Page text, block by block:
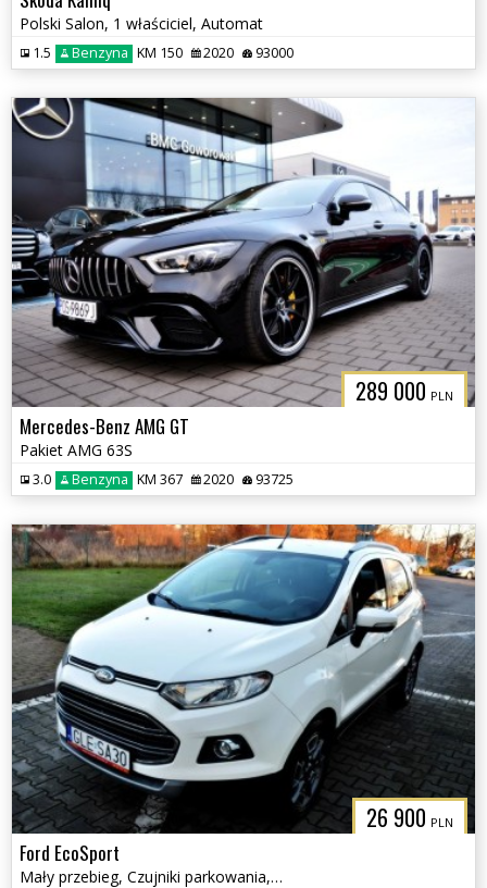
Polski Salon, 1 właściciel, Automat
1.5 Benzyna KM 150 2020 93000
289 000 PLN
Mercedes-Benz AMG GT
Pakiet AMG 63S
3.0 Benzyna KM 367 2020 93725
26 900 PLN
Ford EcoSport
Mały przebieg, Czujniki parkowania, Keyless,